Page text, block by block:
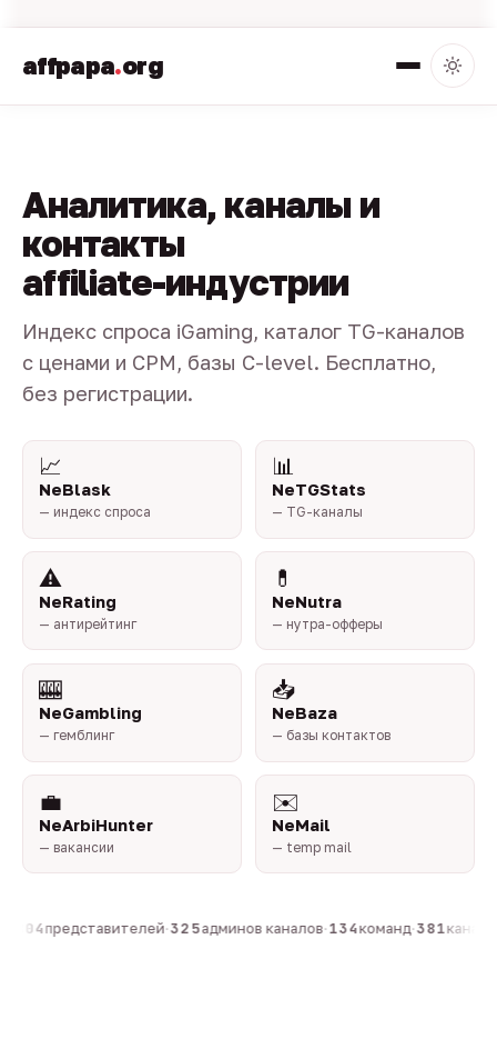
affpapa.org
Аналитика, каналы и
контакты
affiliate-индустрии
Индекс спроса iGaming, каталог TG-каналов
с ценами и CPM, базы C-level. Бесплатно,
без регистрации.
📈
NeBlask
— индекс спроса
📊
NeTGStats
— TG-каналы
⚠️
NeRating
— антирейтинг
💊
NeNutra
— нутра-офферы
🎰
NeGambling
— гемблинг
📥
NeBaza
— базы контактов
💼
NeArbiHunter
— вакансии
✉️
NeMail
— temp mail
804представителей·325админов каналов·134команд·381